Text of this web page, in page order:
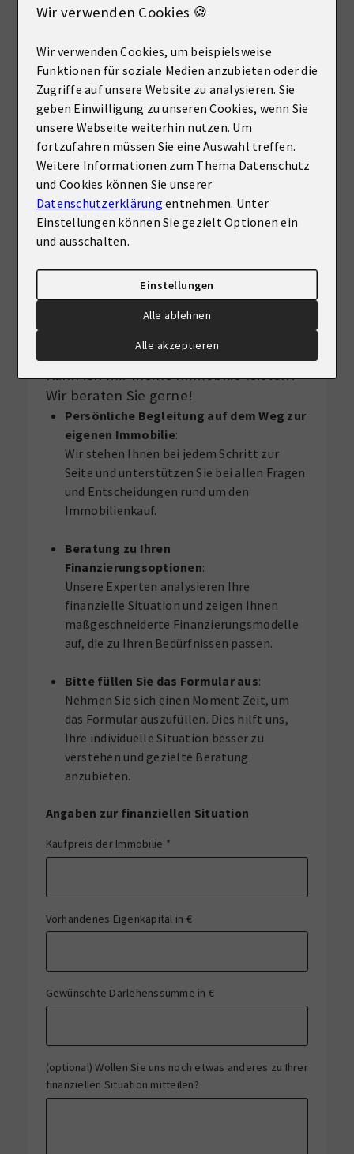
NEU
33104 Paderborn
Exklusives Reihenendhaus mit Einliegerwohnung in Paderborn-Marienloh
Haus zu kaufen
Wohnfläche
ca. 176 m²
Zimmer
6
Kaufpreis
499.000 € Mehr erfahren
2 3 4
Kann ich mir meine Immobilie leisten?
Wir beraten Sie gerne!
Persönliche Begleitung auf dem Weg zur
eigenen Immobilie:
Wir stehen Ihnen bei jedem Schritt zur
Seite und unterstützen Sie bei allen Fragen
und Entscheidungen rund um den
Immobilienkauf.
Beratung zu Ihren
Finanzierungsoptionen:
Unsere Experten analysieren Ihre
finanzielle Situation und zeigen Ihnen
maßgeschneiderte Finanzierungsmodelle
auf, die zu Ihren Bedürfnissen passen.
Bitte füllen Sie das Formular aus:
Nehmen Sie sich einen Moment Zeit, um
das Formular auszufüllen. Dies hilft uns,
Ihre individuelle Situation besser zu
verstehen und gezielte Beratung
anzubieten.
Angaben zur finanziellen Situation
Kaufpreis der Immobilie *
Vorhandenes Eigenkapital in €
Gewünschte Darlehenssumme in €
(optional) Wollen Sie uns noch etwas anderes zu Ihrer
finanziellen Situation mitteilen?
Wir verwenden Cookies 🍪
Wir verwenden Cookies, um beispielsweise
Funktionen für soziale Medien anzubieten oder die
Zugriffe auf unsere Website zu analysieren. Sie
geben Einwilligung zu unseren Cookies, wenn Sie
unsere Webseite weiterhin nutzen. Um
fortzufahren müssen Sie eine Auswahl treffen.
Weitere Informationen zum Thema Datenschutz
und Cookies können Sie unserer
Datenschutzerklärung entnehmen. Unter
Einstellungen können Sie gezielt Optionen ein
und ausschalten.
Einstellungen
Alle ablehnen
Alle akzeptieren